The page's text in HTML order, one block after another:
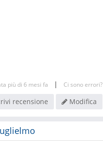
più di 6 mesi fa | Ci sono errori?
recensione Modifica